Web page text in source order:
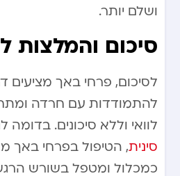
ושלם יותר.
סיכום והמלצות
לסיכום, פרחי באך מציעים
להתמודדות עם חרדה
לוואי וללא סיכונים. בדומה
סינית, הטיפול בפרחי באך
כמכלול ומטפל בשורש